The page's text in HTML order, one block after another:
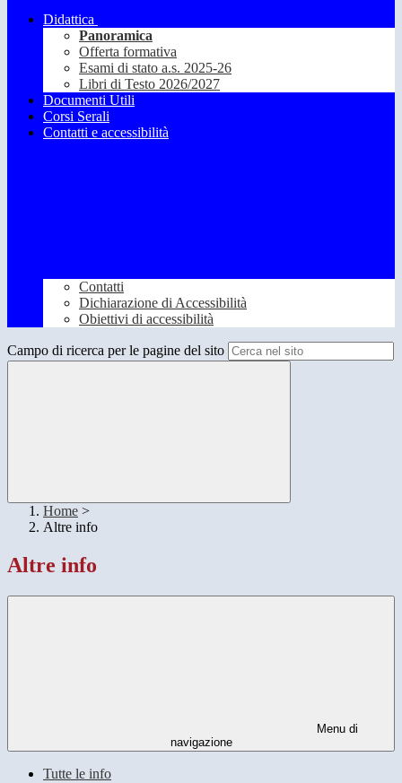
Didattica
Panoramica
Offerta formativa
Esami di stato a.s. 2025-26
Libri di Testo 2026/2027
Documenti Utili
Corsi Serali
Contatti e accessibilità
Contatti
Dichiarazione di Accessibilità
Obiettivi di accessibilità
Campo di ricerca per le pagine del sito
Home >
Altre info
Altre info
Menu di
navigazione
Tutte le info